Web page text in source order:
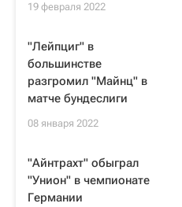
19 февраля 2022
"Лейпциг" в
большинстве
разгромил "Майнц" в
матче бундеслиги
08 января 2022
"Айнтрахт" обыграл
"Унион" в чемпионате
Германии